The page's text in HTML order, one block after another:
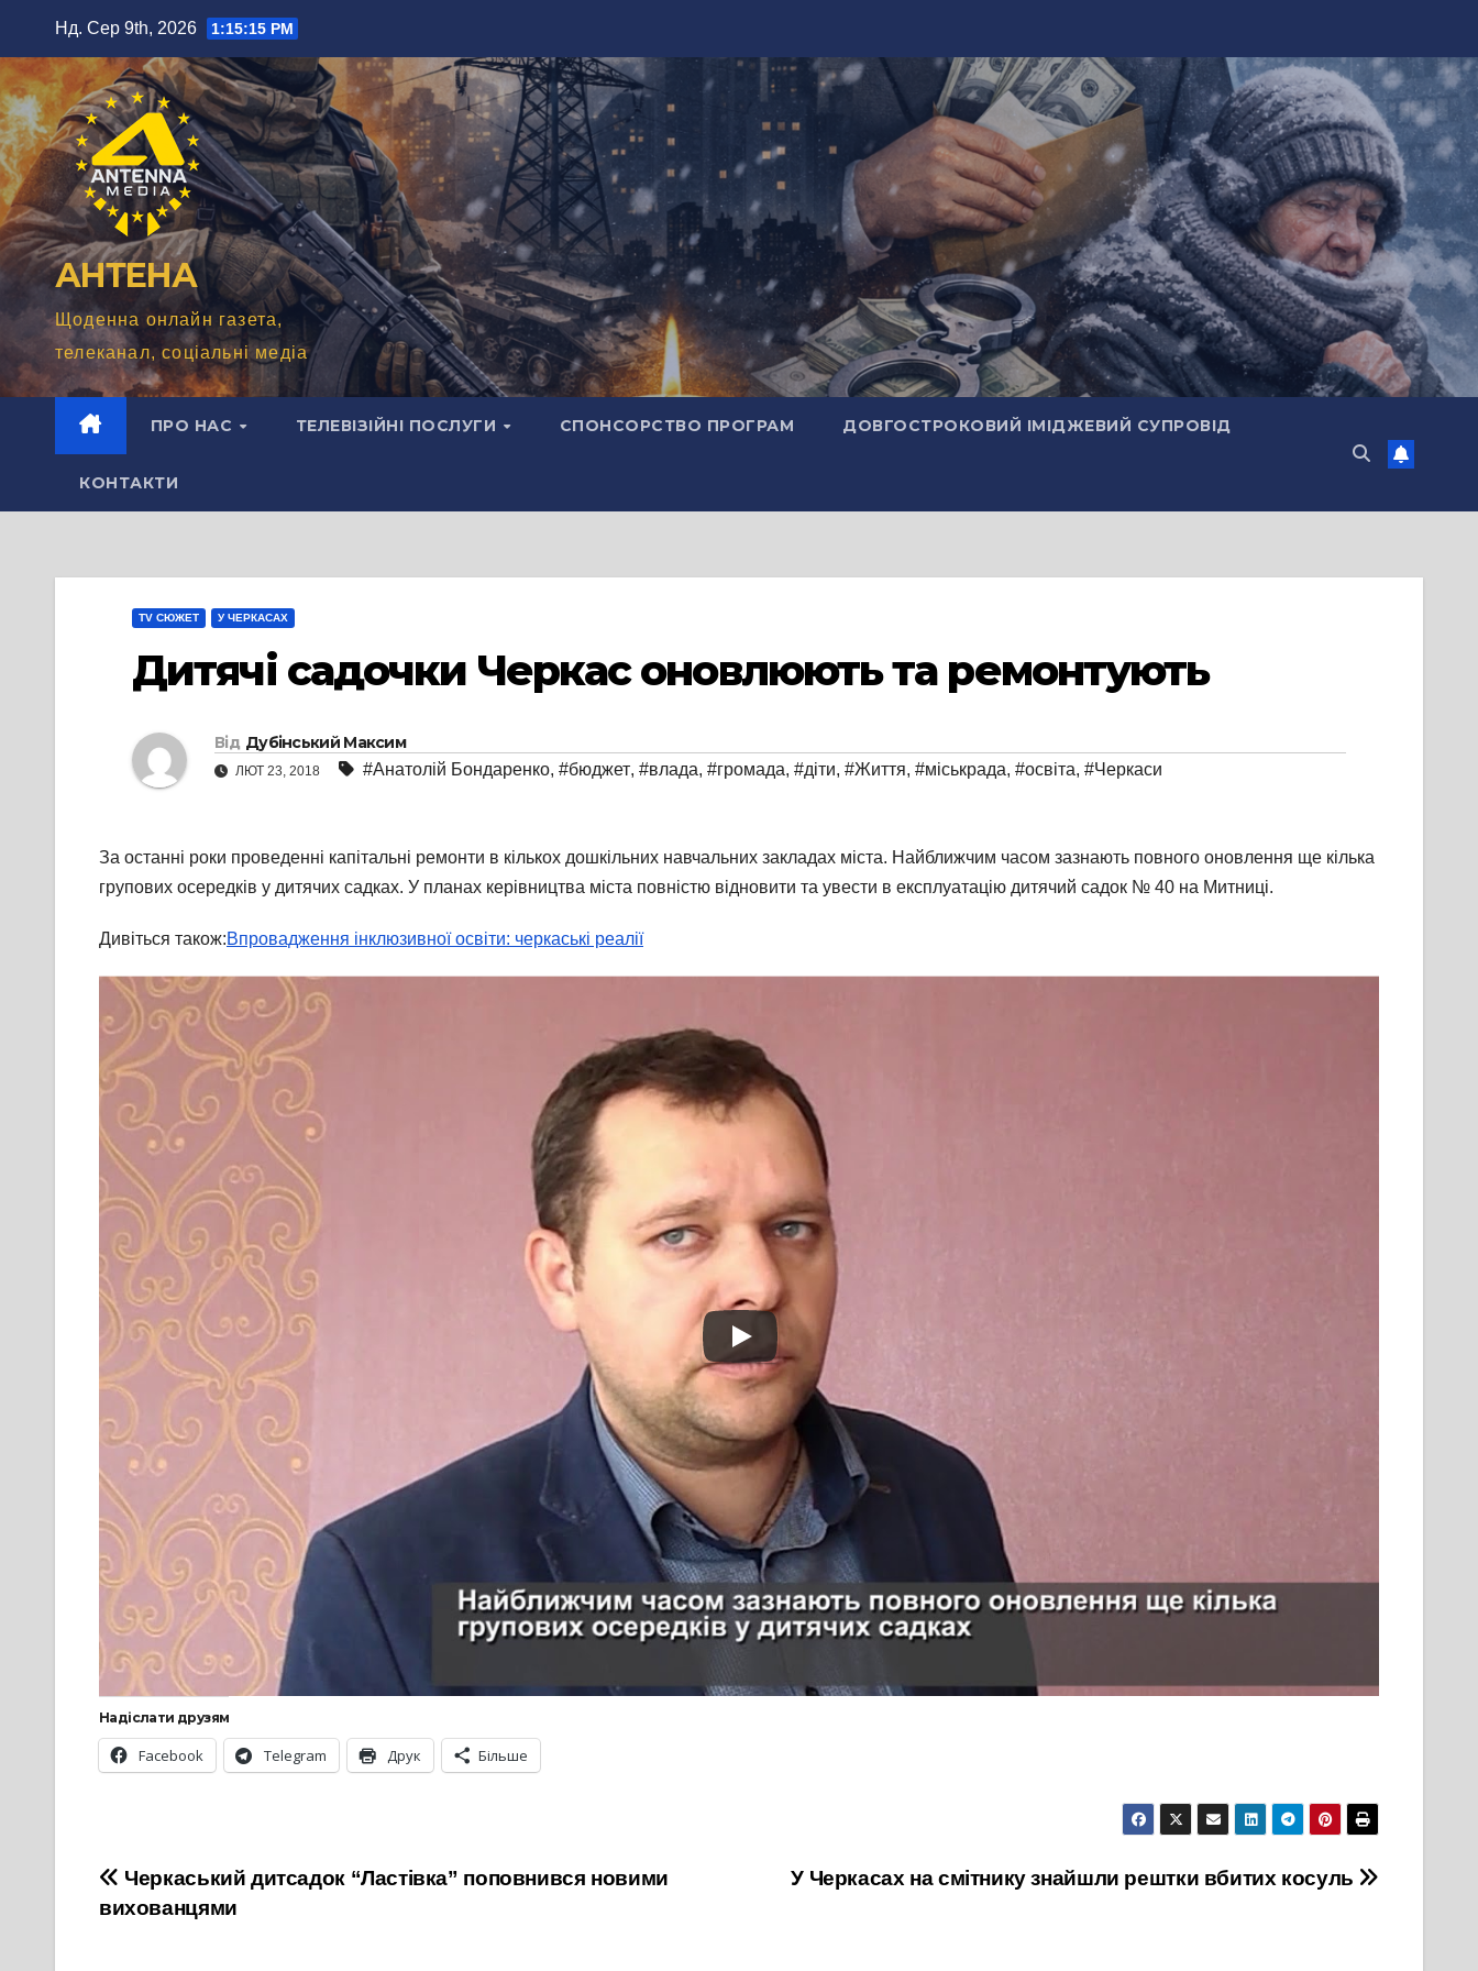
вмісту
Нд. Сер 9th, 2026 1:15:16 PM
АНТЕНА
Щоденна онлайн газета,
телеканал, соціальні медіа
ПРО НАС ТЕЛЕВІЗІЙНІ ПОСЛУГИ СПОНСОРСТВО ПРОГРАМ ДОВГОСТРОКОВИЙ ІМІДЖЕВИЙ СУПРОВІД
КОНТАКТИ
TV СЮЖЕТ У ЧЕРКАСАХ
Дитячі садочки Черкас оновлюють та ремонтують
Від Дубінський Максим
ЛЮТ 23, 2018 #Анатолій Бондаренко, #бюджет, #влада, #громада, #діти, #Життя, #міськрада, #освіта, #Черкаси
За останні роки проведенні капітальні ремонти в кількох дошкільних навчальних закладах міста. Найближчим часом зазнають повного оновлення ще кілька
групових осередків у дитячих садках. У планах керівництва міста повністю відновити та увести в експлуатацію дитячий садок № 40 на Митниці.
Дивіться також:Впровадження інклюзивної освіти: черкаські реалії
Надіслати друзям
Facebook Telegram Друк Більше
Навігація
записів
У Черкасах на смітнику знайшли рештки вбитих косуль
Черкаський дитсадок “Ластівка” поповнився новими
вихованцями